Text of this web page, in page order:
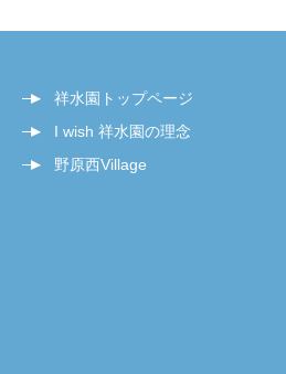
祥水園トップページ
I wish 祥水園の理念
野原西Village